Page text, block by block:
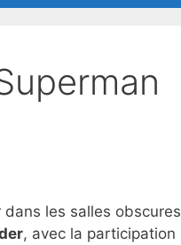
les salles obscures
, avec la participation